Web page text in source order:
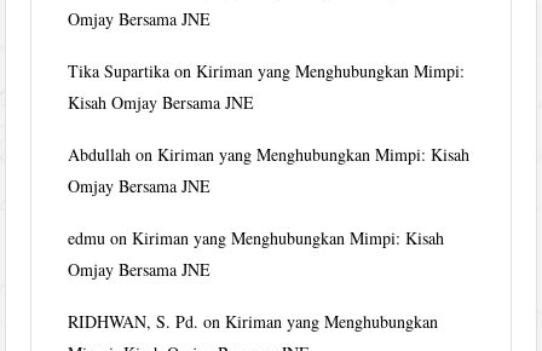
Omjay Bersama JNE
Tika Supartika onKiriman yang Menghubungkan Mimpi:
Kisah Omjay Bersama JNE
Abdullah onKiriman yang Menghubungkan Mimpi: Kisah
Omjay Bersama JNE
edmu onKiriman yang Menghubungkan Mimpi: Kisah
Omjay Bersama JNE
RIDHWAN, S. Pd. onKiriman yang Menghubungkan